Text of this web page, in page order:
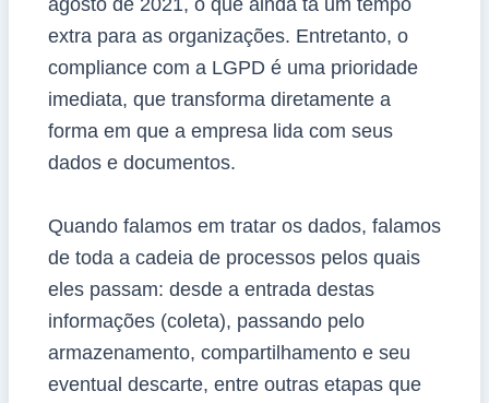
extra para as organizações. Entretanto, o
compliance com a LGPD é uma prioridade
imediata, que transforma diretamente a
forma em que a empresa lida com seus
dados e documentos.
Quando falamos em tratar os dados, falamos
de toda a cadeia de processos pelos quais
eles passam: desde a entrada destas
informações (coleta), passando pelo
armazenamento, compartilhamento e seu
eventual descarte, entre outras etapas que